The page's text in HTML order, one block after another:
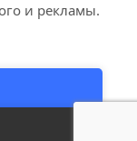
и рекламы.